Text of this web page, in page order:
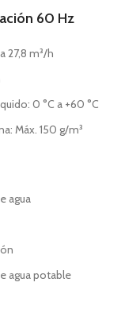
60 Hz
27,8 m³/h
0 °C a +60 °C
Máx. 150 g/m³
agua
agua potable